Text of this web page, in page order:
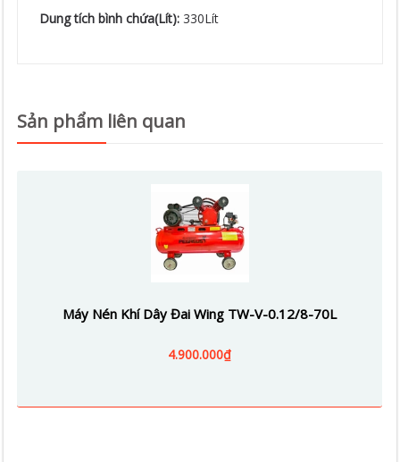
Dung tích bình chứa(Lít): 330Lít
Sản phẩm liên quan
Máy Nén Khí Dây Đai Wing TW-V-0.12/8-70L
4.900.000₫